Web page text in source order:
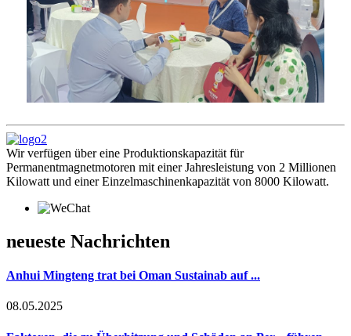
Wir verfügen über eine Produktionskapazität für
Permanentmagnetmotoren mit einer Jahresleistung von 2 Millionen
Kilowatt und einer Einzelmaschinenkapazität von 8000 Kilowatt.
neueste Nachrichten
Anhui Mingteng trat bei Oman Sustainab auf ...
08.05.2025